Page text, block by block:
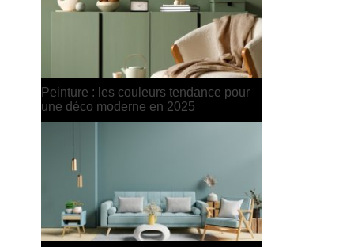
Le retour du beige chic : comment
l’utiliser sans tomber dans le fade ?